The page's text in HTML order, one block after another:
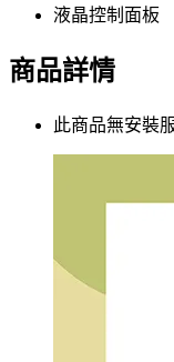
液晶控制面板
商品詳情
此商品無安裝